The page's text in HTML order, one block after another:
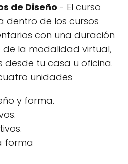
de Diseño - El curso
dentro de los cursos
con una duración
de la modalidad virtual,
desde tu casa u oficina.
unidades
y forma.
forma